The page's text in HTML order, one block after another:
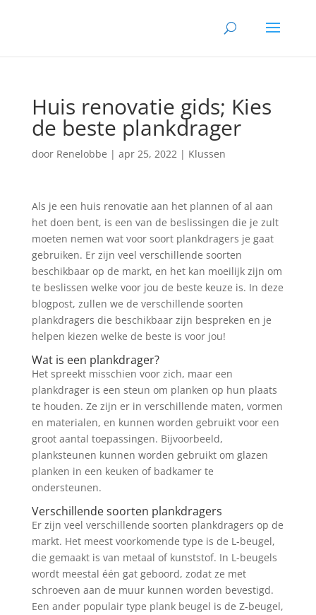
Huis renovatie gids; Kies
de beste plankdrager
door Renelobbe | apr 25, 2022| Klussen
Als je een huis renovatie aan het plannen of al aan
het doen bent, is een van de beslissingen die je zult
moeten nemen wat voor soort plankdragers je gaat
gebruiken. Er zijn veel verschillende soorten
beschikbaar op de markt, en het kan moeilijk zijn om
te beslissen welke voor jou de beste keuze is. In deze
blogpost, zullen we de verschillende soorten
plankdragers die beschikbaar zijn bespreken en je
helpen kiezen welke de beste is voor jou!
Wat is een plankdrager?
Het spreekt misschien voor zich, maar een
plankdrager is een steun om planken op hun plaats
te houden. Ze zijn er in verschillende maten, vormen
en materialen, en kunnen worden gebruikt voor een
groot aantal toepassingen. Bijvoorbeeld,
planksteunen kunnen worden gebruikt om glazen
planken in een keuken of badkamer te
ondersteunen.
Verschillende soorten plankdragers
Er zijn veel verschillende soorten plankdragers op de
markt. Het meest voorkomende type is de L-beugel,
die gemaakt is van metaal of kunststof. In L-beugels
wordt meestal één gat geboord, zodat ze met
schroeven aan de muur kunnen worden bevestigd.
Een ander populair type plank beugel is de Z-beugel,